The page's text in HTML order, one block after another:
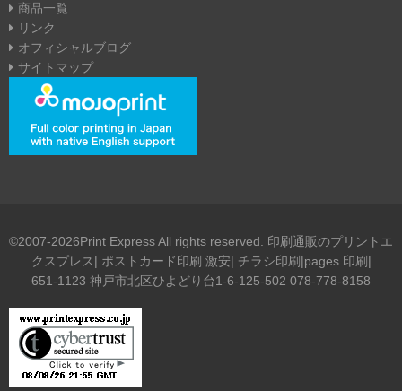
商品一覧
リンク
オフィシャルブログ
サイトマップ
©2007-2026Print Express All rights reserved. 印刷通販のプリントエ
クスプレス| ポストカード印刷 激安| チラシ印刷|pages 印刷|
651-1123 神戸市北区ひよどり台1-6-125-502 078-778-8158